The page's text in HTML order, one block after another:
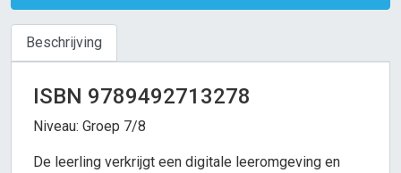
Beschrijving
ISBN 9789492713278
Niveau: Groep 7/8
De leerling verkrijgt een digitale leeromgeving en